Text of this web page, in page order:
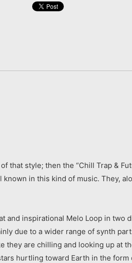
that style; then the “Chill Trap &
in this kind of music. They,
and inspirational Melo Loop in two
due to a wider range of synth
they are chilling and looking up at
hurtling toward Earth in the form